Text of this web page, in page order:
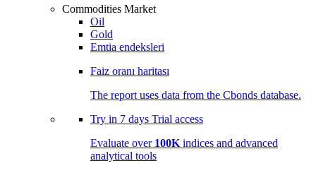
Commodities Market
Oil
Gold
Emtia endeksleri
Faiz oranı haritası
The report uses data from the Cbonds database.
Try in 7 days Trial access
Evaluate over 100K indices and advanced
analytical tools